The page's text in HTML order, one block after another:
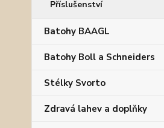
Příslušenství
Batohy BAAGL
Batohy Boll a Schneiders
Stélky Svorto
Zdravá lahev a doplňky